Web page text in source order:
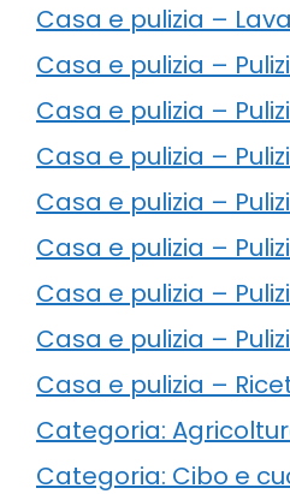
Casa e pulizia –
Casa e pulizia –
Casa e pulizia –
Casa e pulizia –
Casa e pulizia –
Casa e pulizia –
Casa e pulizia –
Casa e pulizia –
Casa e pulizia –
Categoria:
Categoria: Cibo e